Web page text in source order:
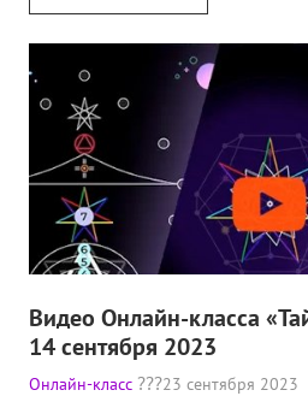
Видео Онлайн-класса
14 сентября 2023
Онлайн-класс 23 сентября 2023